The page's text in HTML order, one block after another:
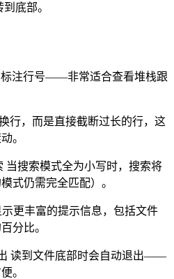
底部。
标注行号——非常适合查看堆栈跟
行，而是直接截断过长的行，这
。
当搜索模式全为小写时，搜索将
式仍需完全匹配）。
更丰富的提示信息，包括文件
分比。
读到文件底部时会自动退出——
。